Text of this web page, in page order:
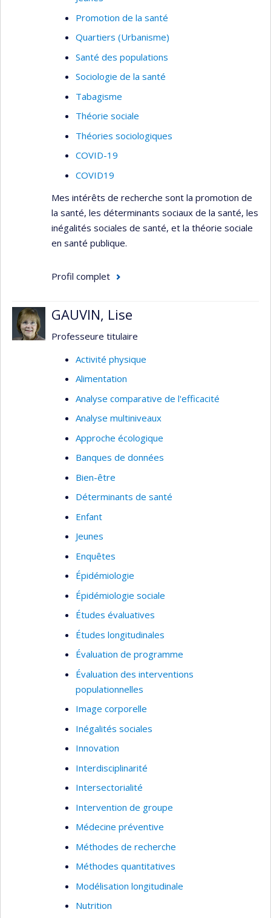
d'influencer la transmission des infections
nosocomiales et de contribuer à la formation des
(serious gaming).
En tant que sociologue spécialisée en relations
ethniques et immigration et comme socio-
épidémiologiste, je m'intéresse particulièrement
aux déterminants sociaux de la santé. Afin de
bien surveiller la santé des populations et les
inégalités sociales de la santé, il est nécessaire
de correctement mesurer les déterminants
développement d'indices de défavorisation et de
vulnérabilité sur la base d'indicateurs
publiquement disponibles et ce, à très petite
échelle géographique.
Promotion de la santé
Quartiers (Urbanisme)
Santé des populations
Sociologie de la santé
Tabagisme
Théorie sociale
Théories sociologiques
COVID-19
COVID19
Mes intérêts de recherche sont la promotion de
la santé, les déterminants sociaux de la santé, les
inégalités sociales de santé, et la théorie sociale
en santé publique.
Profil complet
GAUVIN, Lise
Professeure titulaire
Activité physique
Alimentation
Analyse comparative de l'efficacité
Analyse multiniveaux
Approche écologique
Banques de données
Bien-être
Déterminants de santé
Enfant
Jeunes
Enquêtes
Épidémiologie
Épidémiologie sociale
Études évaluatives
Études longitudinales
Évaluation de programme
Évaluation des interventions
populationnelles
Image corporelle
Inégalités sociales
Innovation
Interdisciplinarité
Intersectorialité
Intervention de groupe
Médecine préventive
Méthodes de recherche
Méthodes quantitatives
Modélisation longitudinale
Nutrition